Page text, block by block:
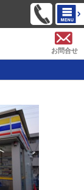
お問合せ